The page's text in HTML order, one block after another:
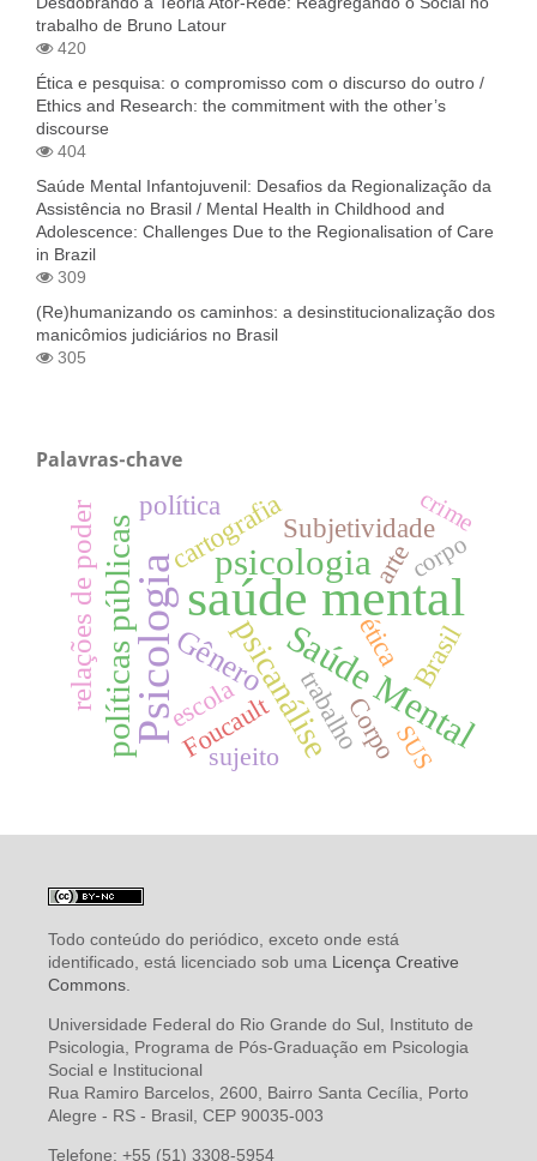
trabalho de Bruno Latour
420
Ética e pesquisa: o compromisso com o discurso do outro /
Ethics and Research: the commitment with the other’s
discourse
404
Saúde Mental Infantojuvenil: Desafios da Regionalização da
Assistência no Brasil / Mental Health in Childhood and
Adolescence: Challenges Due to the Regionalisation of Care
in Brazil
309
(Re)humanizando os caminhos: a desinstitucionalização dos
manicômios judiciários no Brasil
305
Palavras-chave
saúde mental
Psicologia psicologia
Saúde Mental
psicanálise
políticas públicas Gênero
relações de poder cartografia
política
ética Brasil
Subjetividade
Foucault trabalho
escola
arte
Corpo
sujeito
corpo
SUS
crime
Todo conteúdo do periódico, exceto onde está
identificado, está licenciado sob uma Licença Creative
Commons.
Universidade Federal do Rio Grande do Sul, Instituto de
Psicologia, Programa de Pós-Graduação em Psicologia
Social e Institucional
Rua Ramiro Barcelos, 2600, Bairro Santa Cecília, Porto
Alegre - RS - Brasil, CEP 90035-003
Telefone: +55 (51) 3308-5954